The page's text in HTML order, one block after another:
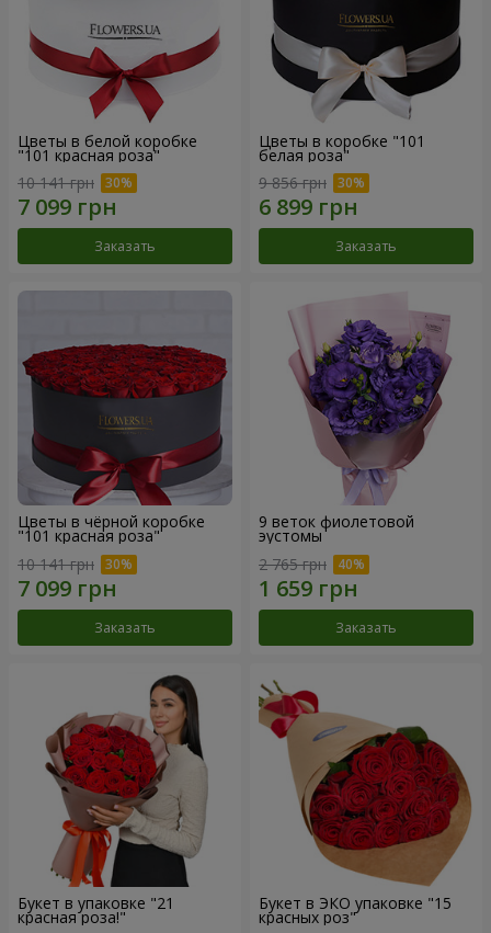
Цветы в белой коробке
"101 красная роза"
10 141 грн
Заказать
Цветы в коробке "101
белая роза"
9 856 грн
Заказать
Цветы в чёрной коробке
"101 красная роза"
10 141 грн
Заказать
9 веток фиолетовой
эустомы
2 765 грн
Заказать
Букет в упаковке "21
красная роза!"
Букет в ЭКО упаковке "15
красных роз"